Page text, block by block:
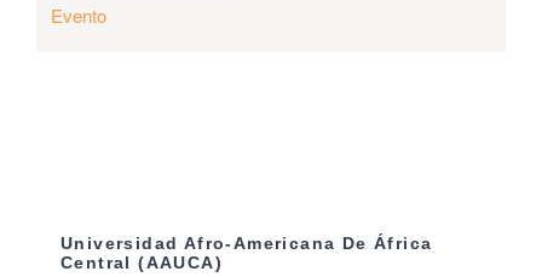
Evento
Universidad Afro-Americana De África
Central (AAUCA)